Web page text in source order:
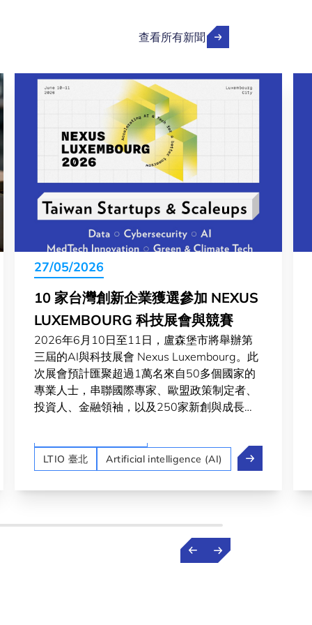
查看所有新聞
啟動新徵求申請
27/05/2026
10 家台灣創新企業獲選參加 NEXUS
LUXEMBOURG 科技展會與競賽
2026年6月10日至11日，盧森堡市將舉辦第
三屆的AI與科技展會 Nexus Luxembourg。此
次展會預計匯聚超過1萬名來自50多個國家的
專業人士，串聯國際專家、歐盟政策制定者、
投資人、金融領袖，以及250家新創與成長型
LTIO 臺北 Artificial intelligence (AI) 10 家台灣創